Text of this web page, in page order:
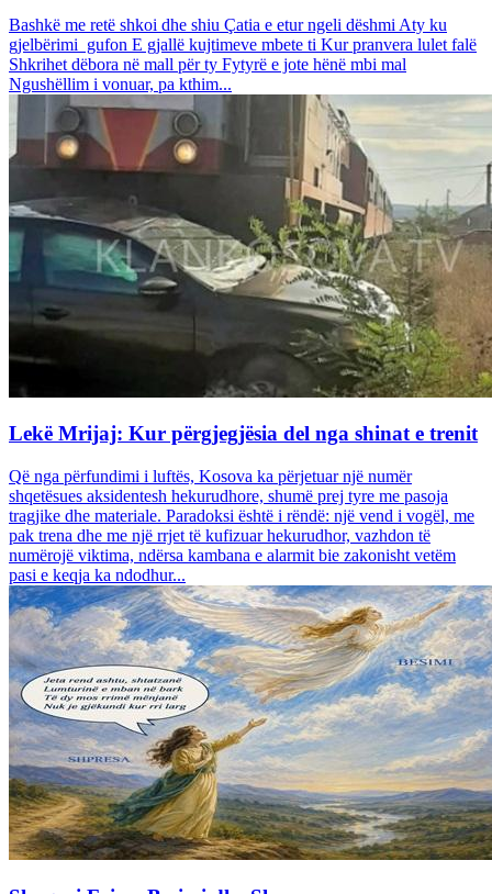
Bashkë me retë shkoi dhe shiu Çatia e etur ngeli dëshmi Aty ku
gjelbërimi gufon E gjallë kujtimeve mbete ti Kur pranvera lulet falë
Shkrihet dëbora në mall për ty Fytyrë e jote hënë mbi mal
Ngushëllim i vonuar, pa kthim...
Lekë Mrijaj: Kur përgjegjësia del nga shinat e trenit
Që nga përfundimi i luftës, Kosova ka përjetuar një numër
shqetësues aksidentesh hekurudhore, shumë prej tyre me pasoja
tragjike dhe materiale. Paradoksi është i rëndë: një vend i vogël, me
pak trena dhe me një rrjet të kufizuar hekurudhor, vazhdon të
numërojë viktima, ndërsa kambana e alarmit bie zakonisht vetëm
pasi e keqja ka ndodhur...